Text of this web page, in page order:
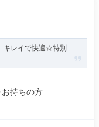
キレイで快適☆特別
持ちの方